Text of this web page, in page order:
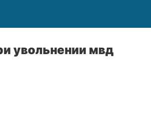
увольнении мвд